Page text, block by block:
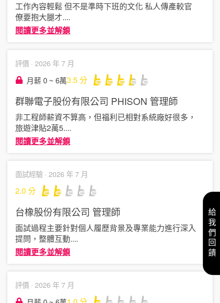
工作內容輕鬆 但不是準時下班的文化 私人傳產較官
僚要抱大腿才....
閱讀更多並解鎖
評價 · 2026 年 7 月
月薪 0 ~ 6萬3.5分
群聯電子股份有限公司 PHISON 管理師
非工程師薪資不算高，但福利已相對系統廠好很多，
旅遊津貼2萬5....
閱讀更多並解鎖
面試經驗 · 2026 年 7 月
2.0 分
台橡股份有限公司 管理師
面試過程主要針對個人履歷背景及專業能力進行深入
提問，整體互動....
閱讀更多並解鎖
評價 · 2026 年 7 月
給我們回饋